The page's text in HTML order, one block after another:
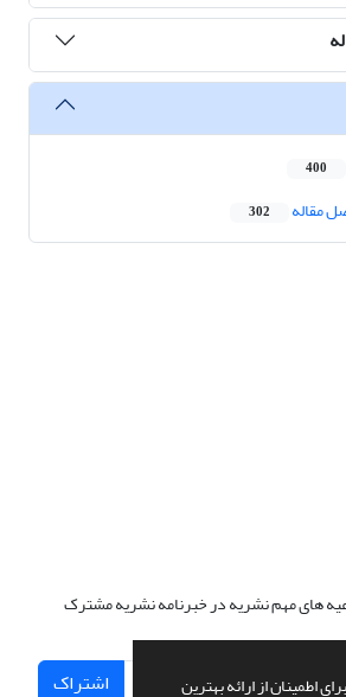
اطمینان از ارائه بهترین
400
مقاله 302
های مهم نشریه در خبرنامه نشریه مشترک
اشتراک